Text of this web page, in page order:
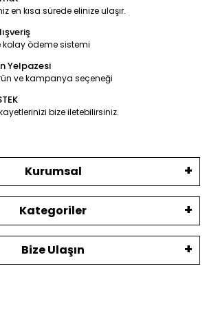
en kısa sürede elinize ulaşır.
kolay ödeme sistemi
Yelpazesi
ve kampanya seçeneği
bize iletebilirsiniz.
Kurumsal
Kategoriler
Bize Ulaşın